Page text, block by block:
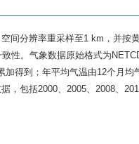
间分辨率重采样至1 km，并按
性。气象数据原始格式为
得到；年平均气温由12个月
包括2000、2005、2008、